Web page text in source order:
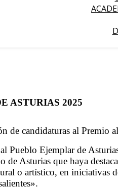
ASTURIAS 2025
de candidaturas al Premio
Pueblo Ejemplar de
Asturias que haya
o artístico, en iniciativas